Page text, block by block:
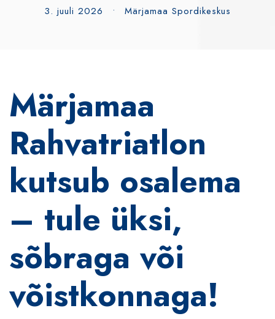
3. juuli 2026 • Märjamaa Spordikeskus
Märjamaa
Rahvatriatlon
kutsub osalema
– tule üksi,
sõbraga või
võistkonnaga!